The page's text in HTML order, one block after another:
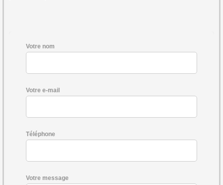
Votre nom
Votre e-mail
Téléphone
Votre message